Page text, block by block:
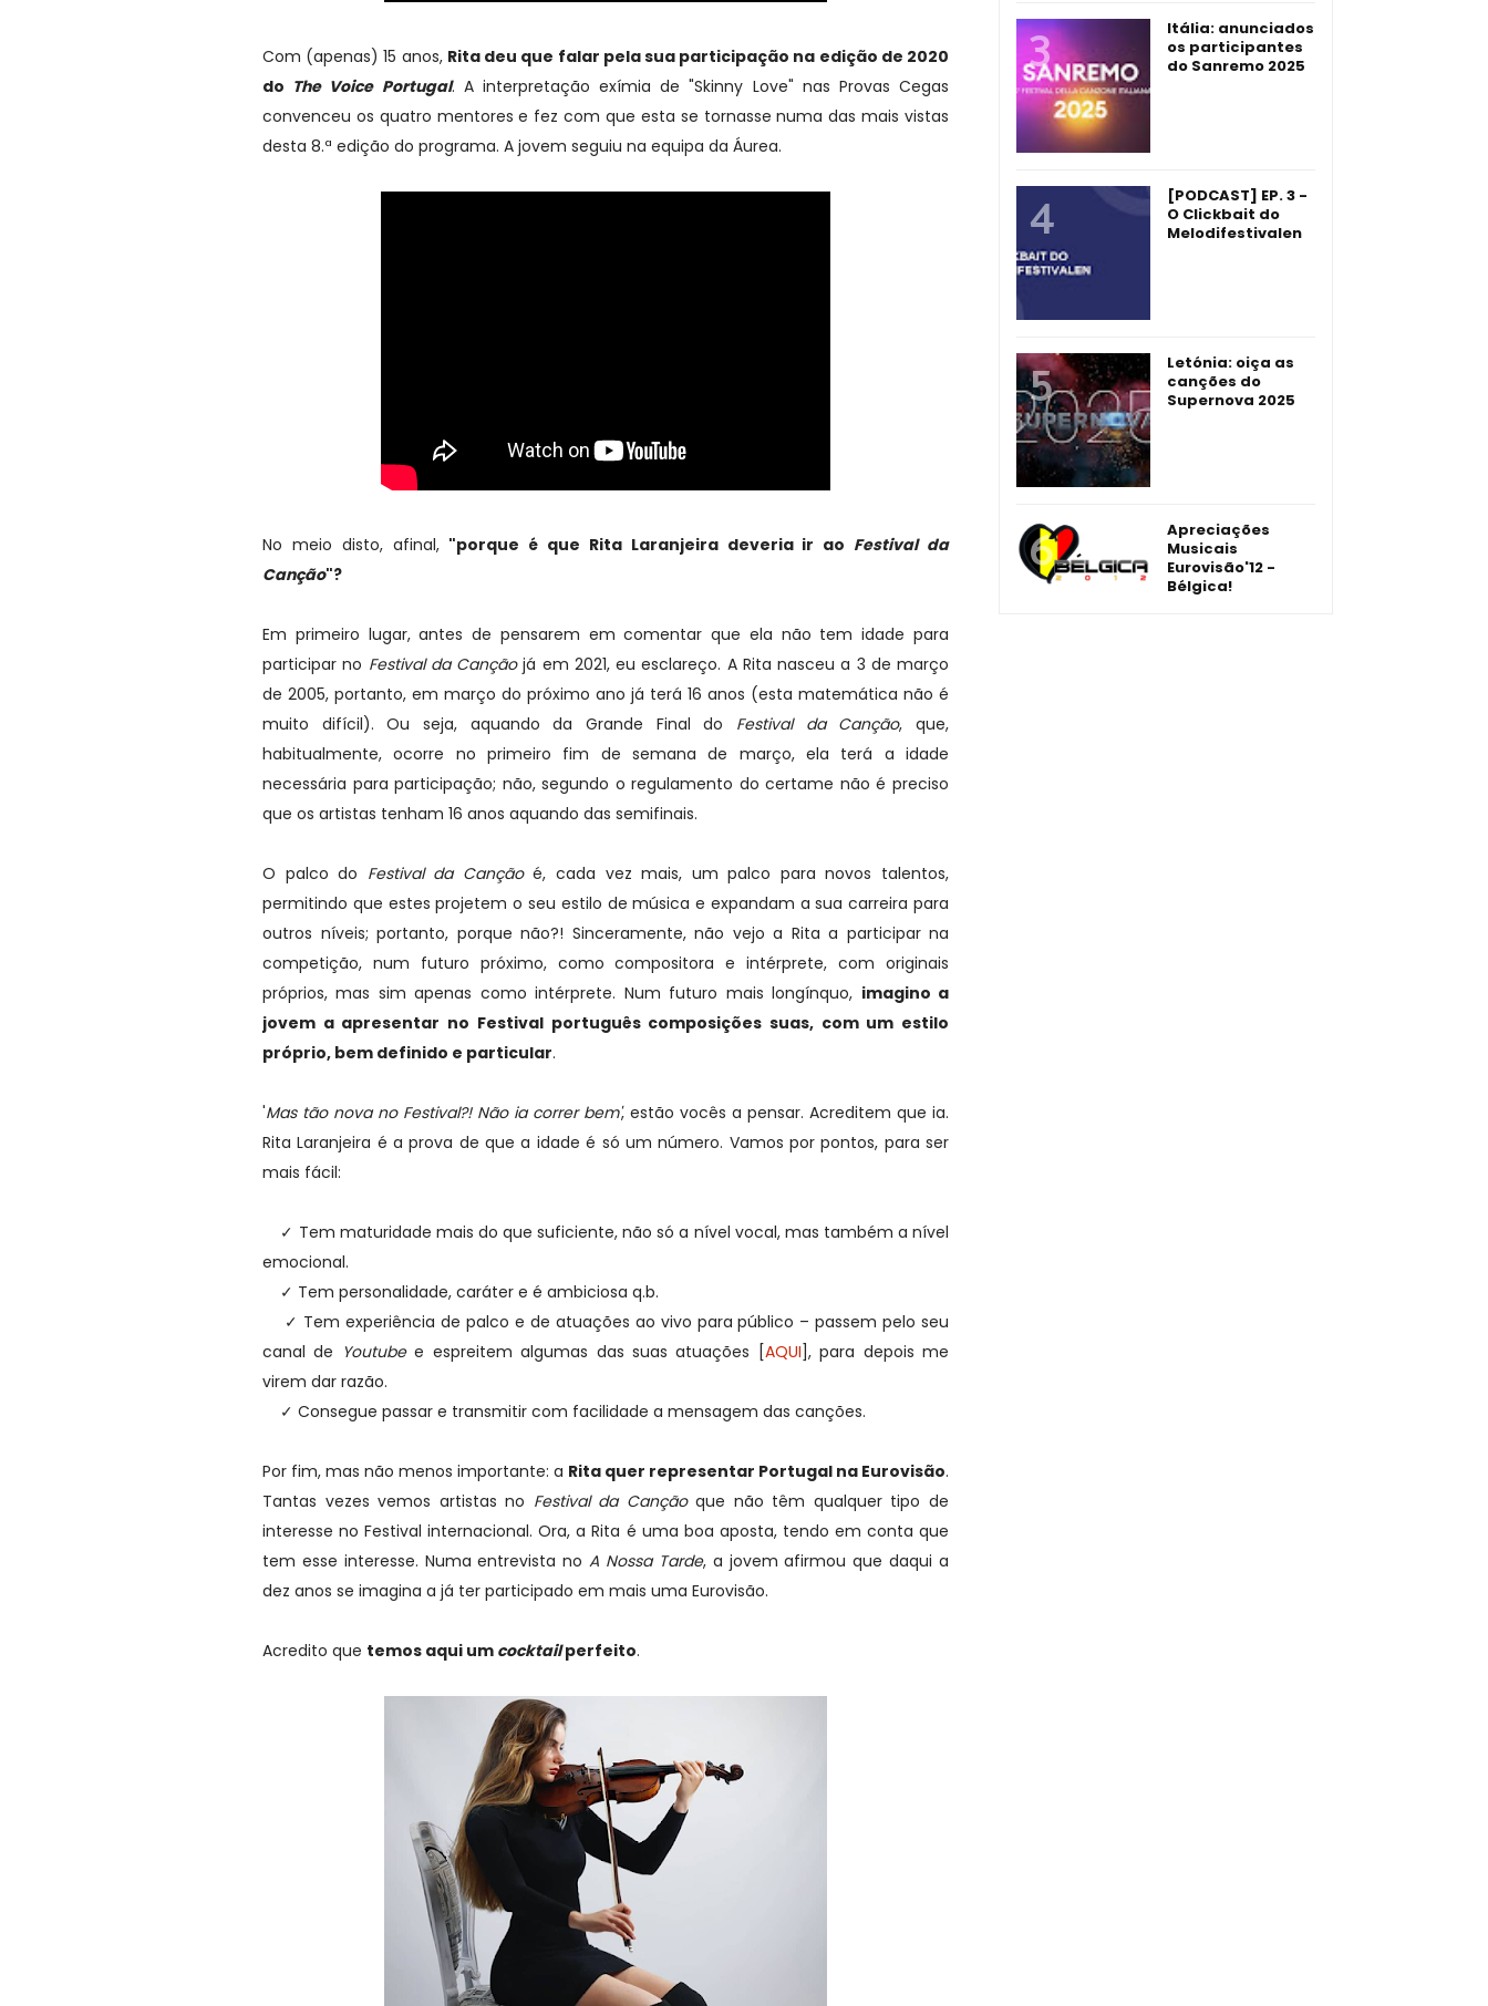
Com (apenas) 15 anos, Rita deu que falar pela sua participação na edição de 2020
do The Voice Portugal. A interpretação exímia de "Skinny Love" nas Provas Cegas
convenceu os quatro mentores e fez com que esta se tornasse numa das mais vistas
desta 8.ª edição do programa. A jovem seguiu na equipa da Áurea.
No meio disto, afinal, "porque é que Rita Laranjeira deveria ir ao Festival da
Canção"?
Em primeiro lugar, antes de pensarem em comentar que ela não tem idade para
participar no Festival da Cançãojá em 2021, eu esclareço. A Rita nasceu a 3 de março
de 2005, portanto, em março do próximo ano já terá 16 anos (esta matemática não é
muito difícil). Ou seja, aquando da Grande Final do Festival da Canção, que,
habitualmente, ocorre no primeiro fim de semana de março, ela terá a idade
necessária para participação; não, segundo o regulamento do certame não é preciso
que os artistas tenham 16 anos aquando das semifinais.
O palco do Festival da Cançãoé, cada vez mais, um palco para novos talentos,
permitindo que estes projetem o seu estilo de música e expandam a sua carreira para
outros níveis; portanto, porque não?! Sinceramente, não vejo a Rita a participar na
competição, num futuro próximo, como compositora e intérprete, com originais
próprios, mas sim apenas como intérprete. Num futuro mais longínquo, imagino a
jovem a apresentar no Festival português composições suas, com um estilo
próprio, bem definido e particular.
'Mas tão nova no Festival?! Não ia correr bem', estão vocês a pensar. Acreditem que ia.
Rita Laranjeira é a prova de que a idade é só um número. Vamos por pontos, para ser
mais fácil:
✓ Tem maturidade mais do que suficiente, não só a nível vocal, mas também a nível
emocional.
✓ Tem personalidade, caráter e é ambiciosa q.b.
✓ Tem experiência de palco e de atuações ao vivo para público – passem pelo seu
canal de Youtubee espreitem algumas das suas atuações [AQUI], para depois me
virem dar razão.
✓ Consegue passar e transmitir com facilidade a mensagem das canções.
Por fim, mas não menos importante: a Rita quer representar Portugal na Eurovisão.
Tantas vezes vemos artistas no Festival da Cançãoque não têm qualquer tipo de
interesse no Festival internacional. Ora, a Rita é uma boa aposta, tendo em conta que
tem esse interesse. Numa entrevista noA Nossa Tarde, a jovem afirmou que daqui a
dez anos se imagina a já ter participado em mais uma Eurovisão.
Acredito que temos aqui um cocktailperfeito.
Itália: anunciados
os participantes
do Sanremo 2025
[PODCAST] EP. 3 -
O Clickbait do
Melodifestivalen
Letónia: oiça as
canções do
Supernova 2025
Apreciações
Musicais
Eurovisão'12 -
Bélgica!